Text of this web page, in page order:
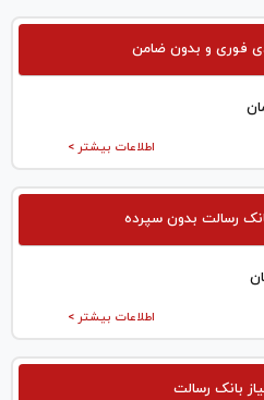
فوری و بدون ضامن
اطلاعات بیشتر >
رسالت بدون سپرده
اطلاعات بیشتر >
بانک رسالت